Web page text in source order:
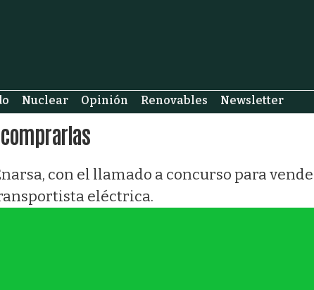
Nuclear Opinión Renovables Newsletter
con el llamado a concurso para
eléctrica.